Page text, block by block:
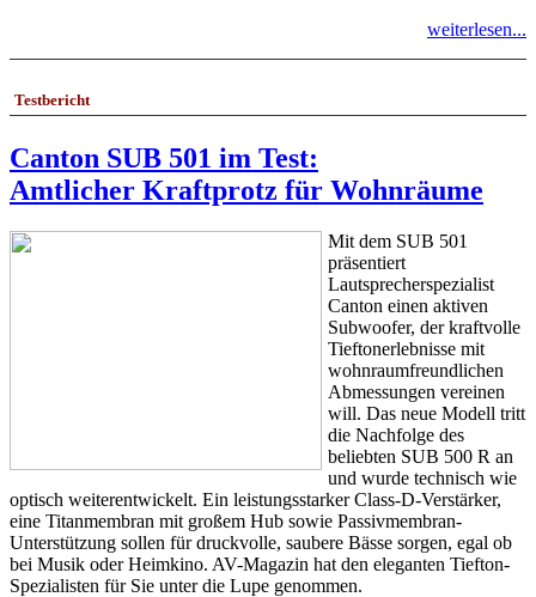
weiterlesen...
Testbericht
Canton SUB 501 im Test:
Amtlicher Kraftprotz für Wohnräume
Mit dem SUB 501
präsentiert
Lautsprecherspezialist
Canton einen aktiven
Subwoofer, der kraftvolle
Tieftonerlebnisse mit
wohnraumfreundlichen
Abmessungen vereinen
will. Das neue Modell tritt
die Nachfolge des
beliebten SUB 500 R an
und wurde technisch wie
optisch weiterentwickelt. Ein leistungsstarker Class-D-Verstärker,
eine Titanmembran mit großem Hub sowie Passivmembran-
Unterstützung sollen für druckvolle, saubere Bässe sorgen, egal ob
bei Musik oder Heimkino. AV-Magazin hat den eleganten Tiefton-
Spezialisten für Sie unter die Lupe genommen.